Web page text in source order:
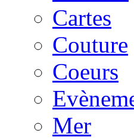
Cartes
Couture
Coeurs
Mer